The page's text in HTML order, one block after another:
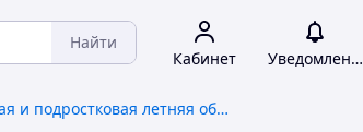
Найти
Кабинет Уведомления
Детская и подростковая летняя обувь